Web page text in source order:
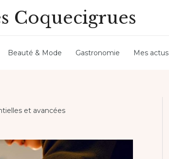
Coquecigrues
Beauté & Mode Gastronomie Mes actus
et avancées